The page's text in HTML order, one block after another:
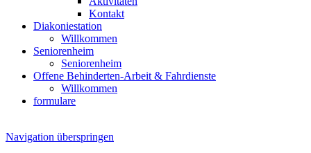
Kontakt
Diakoniestation
Willkommen
Seniorenheim
Seniorenheim
Offene Behinderten-Arbeit & Fahrdienste
Willkommen
formulare
Navigation überspringen